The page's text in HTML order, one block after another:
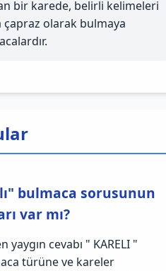
bir karede, belirli kelimeleri
çapraz olarak bulmaya
bulmaca sorusunun
var mı?
cevabı " KARELI "
türüne ve kareler